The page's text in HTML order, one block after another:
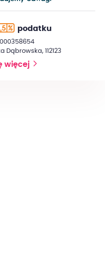
podatku
Dąbrowska, 112123
więcej